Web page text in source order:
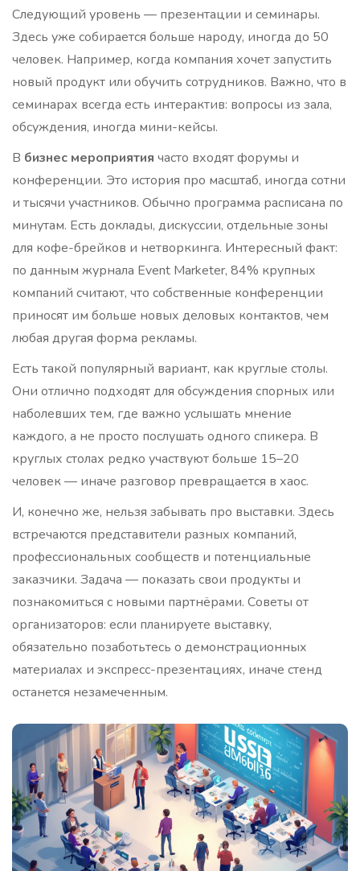
Следующий уровень — презентации и семинары.
Здесь уже собирается больше народу, иногда до 50
человек. Например, когда компания хочет запустить
новый продукт или обучить сотрудников. Важно, что в
семинарах всегда есть интерактив: вопросы из зала,
обсуждения, иногда мини-кейсы.
В бизнес мероприятия часто входят форумы и
конференции. Это история про масштаб, иногда сотни
и тысячи участников. Обычно программа расписана по
минутам. Есть доклады, дискуссии, отдельные зоны
для кофе-брейков и нетворкинга. Интересный факт:
по данным журнала Event Marketer, 84% крупных
компаний считают, что собственные конференции
приносят им больше новых деловых контактов, чем
любая другая форма рекламы.
Есть такой популярный вариант, как круглые столы.
Они отлично подходят для обсуждения спорных или
наболевших тем, где важно услышать мнение
каждого, а не просто послушать одного спикера. В
круглых столах редко участвуют больше 15–20
человек — иначе разговор превращается в хаос.
И, конечно же, нельзя забывать про выставки. Здесь
встречаются представители разных компаний,
профессиональных сообществ и потенциальные
заказчики. Задача — показать свои продукты и
познакомиться с новыми партнёрами. Советы от
организаторов: если планируете выставку,
обязательно позаботьтесь о демонстрационных
материалах и экспресс-презентациях, иначе стенд
останется незамеченным.